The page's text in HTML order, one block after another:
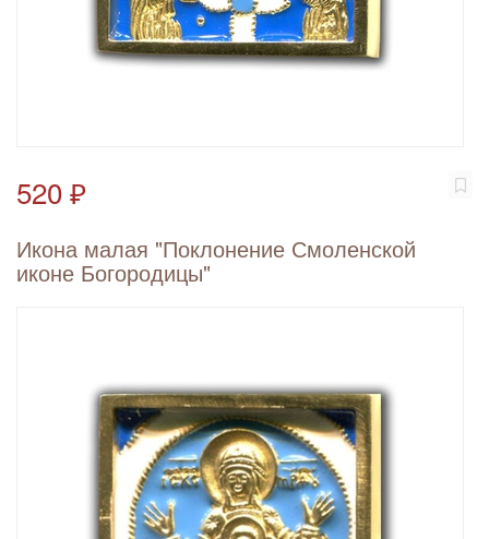
520 ₽
Икона малая "Поклонение Смоленской
иконе Богородицы"